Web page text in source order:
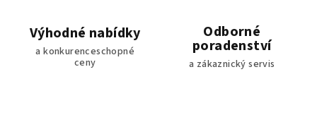
Výhodné nabídky
a konkurenceschopné
ceny
Odborné
poradenství
a zákaznický servis